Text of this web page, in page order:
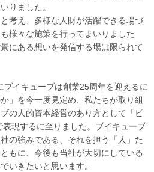
りました。
考え、多様な人財が活躍できる場づ
様々な施策を行ってまいりました
にある想いを発信する場は限られて
イキューブは創業25周年を迎えるに
」を今一度見定め、私たちが取り組
の人的資本経営のあり方として「ピ
現するに至りました。ブイキューブ
の強みである、それを担う「人」た
もに、今後も当社が大切にしている
いきたいと思います。